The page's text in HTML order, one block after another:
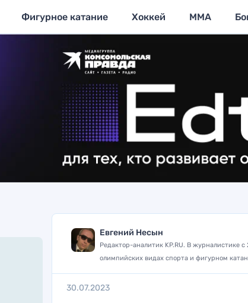
Фигурное катание Хоккей MMA
Евгений Несын
Редактор-аналитик KP.RU. В журналистике
олимпийских видах спорта и фигурном
30.07.2023